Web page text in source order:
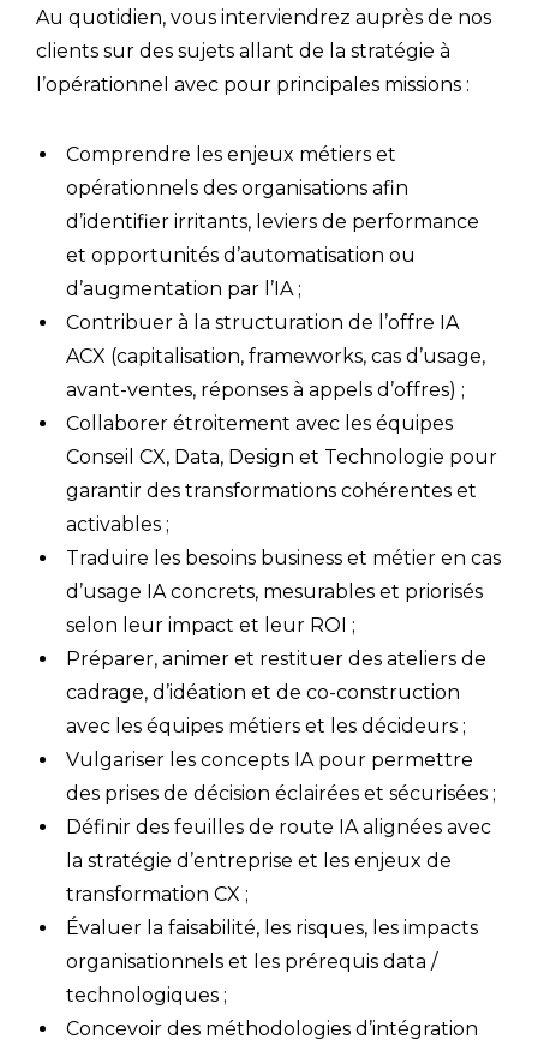
Au quotidien, vous interviendrez auprès de nos
clients sur des sujets allant de la stratégie à
l’opérationnel avec pour principales missions :
Comprendre les enjeux métiers et
opérationnels des organisations afin
d’identifier irritants, leviers de performance
et opportunités d’automatisation ou
d’augmentation par l’IA ;
Contribuer à la structuration de l’offre IA
ACX (capitalisation, frameworks, cas d’usage,
avant-ventes, réponses à appels d’offres) ;
Collaborer étroitement avec les équipes
Conseil CX, Data, Design et Technologie pour
garantir des transformations cohérentes et
activables ;
Traduire les besoins business et métier en cas
d’usage IA concrets, mesurables et priorisés
selon leur impact et leur ROI ;
Préparer, animer et restituer des ateliers de
cadrage, d’idéation et de co-construction
avec les équipes métiers et les décideurs ;
Vulgariser les concepts IA pour permettre
des prises de décision éclairées et sécurisées ;
Définir des feuilles de route IA alignées avec
la stratégie d’entreprise et les enjeux de
transformation CX ;
Évaluer la faisabilité, les risques, les impacts
organisationnels et les prérequis data /
technologiques ;
Concevoir des méthodologies d’intégration